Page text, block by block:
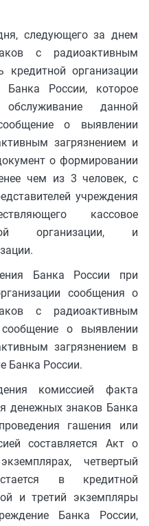
следующего за днем
с радиоактивным
кредитной организации
Банка России, которое
данной
о выявлении
загрязнением и
о формировании
чем из 3 человек, с
учреждения
кассовое
организации, и
Банка России при
сообщения о
с радиоактивным
о выявлении
загрязнением в
Банка России.
комиссией факта
денежных знаков Банка
гашения или
составляется Акт о
четвертый
в кредитной
и третий экземпляры
Банка России,